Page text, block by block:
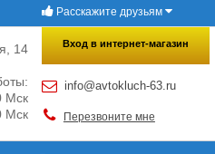
×
Расскажите друзьям
Вход в интернет-магазин
info@avtokluch-63.ru
Перезвоните мне
14
Мск
Мск